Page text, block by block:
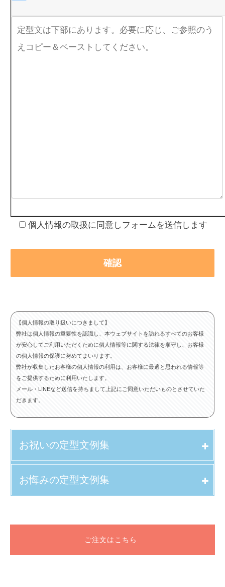
個人情報の取扱に同意しフォームを送信します
【個人情報の取り扱いにつきまして】
弊社は個人情報の重要性を認識し、本ウェブサイトを訪れるすべてのお客様
が安心してご利用いただくために個人情報等に関する法律を順守し、お客様
の個人情報の保護に努めてまいります。
弊社が収集したお客様の個人情報の利用は、お客様に最適と思われる情報等
をご提供するために利用いたします。
メール・LINEなど送信を持ちまして上記にご同意いただいものとさせていた
だきます。
お祝いの定型文例集
お悔みの定型文例集
ご注文はこちら